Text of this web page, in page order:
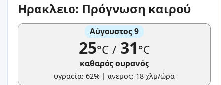
Ηρακλειο: Πρόγνωση καιρού
Αύγουστος 9
25°C /31°C
καθαρός ουρανός
υγρασία: 62% | άνεμος: 18 χλμ/ώρα